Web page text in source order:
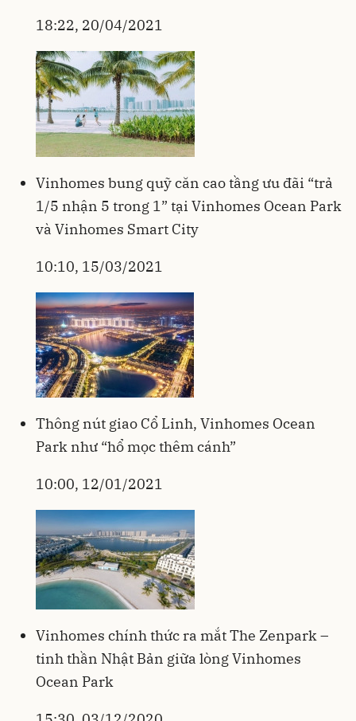
18:22, 20/04/2021
Vinhomes bung quỹ căn cao tầng ưu đãi “trả
1/5 nhận 5 trong 1” tại Vinhomes Ocean Park
và Vinhomes Smart City
10:10, 15/03/2021
Thông nút giao Cổ Linh, Vinhomes Ocean
Park như “hổ mọc thêm cánh”
10:00, 12/01/2021
Vinhomes chính thức ra mắt The Zenpark –
tinh thần Nhật Bản giữa lòng Vinhomes
Ocean Park